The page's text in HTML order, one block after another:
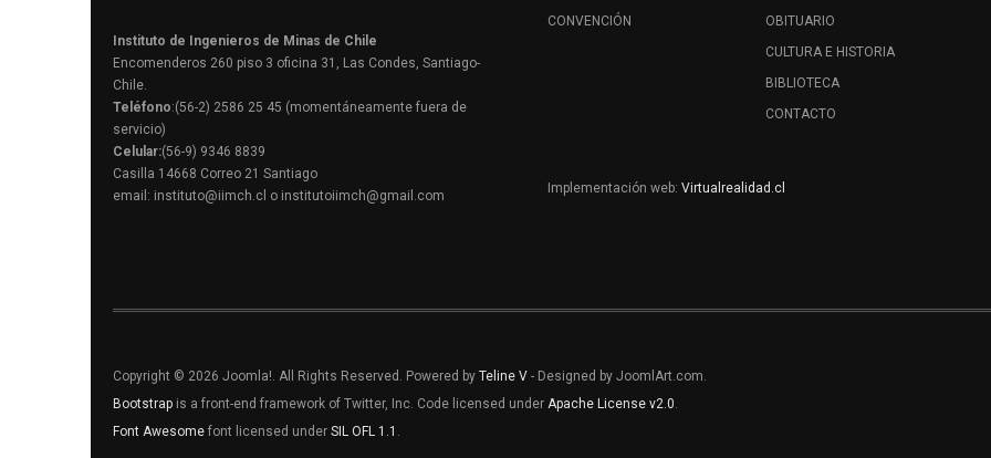
Instituto de Ingenieros de Minas de Chile
Encomenderos 260 piso 3 oficina 31, Las Condes, Santiago-
Chile.
Teléfono:(56-2) 2586 25 45 (momentáneamente fuera de
servicio)
Celular:(56-9) 9346 8839
Casilla 14668 Correo 21 Santiago
email: instituto@iimch.cl o institutoiimch@gmail.com
CONVENCIÓN
OBITUARIO
CULTURA E HISTORIA
BIBLIOTECA
CONTACTO
Implementación web:Virtualrealidad.cl
Copyright © 2026 Joomla!. All Rights Reserved. Powered by Teline V - Designed by JoomlArt.com.
Bootstrap is a front-end framework of Twitter, Inc. Code licensed under Apache License v2.0.
Font Awesome font licensed under SIL OFL 1.1 .